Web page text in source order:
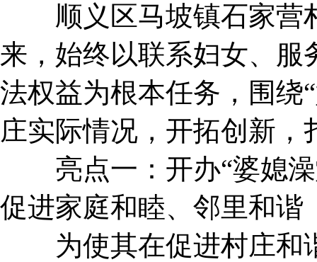
顺义区马坡镇石家营
来，始终以联系妇女、服
法权益为根本任务，围绕
庄实际情况，开拓创新，
亮点一：开办“婆媳澡
促进家庭和睦、邻里和谐
为使其在促进村庄和